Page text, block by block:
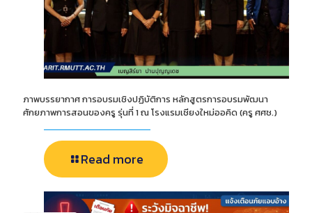
ภาพบรรยากาศ การอบรมเชิงปฏิบัติการ หลักสูตรการอบรมพัฒนา
ศักยภาพการสอนของครู รุ่นที่ 1 ณ โรงแรมเชียงใหม่ออคิด (ครู ศศช.)
Read more